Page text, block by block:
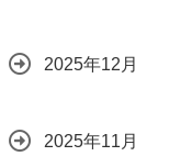
2025年12月
2025年11月